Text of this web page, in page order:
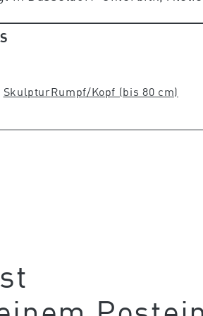
SkulpturRumpf/Kopf (bis 80 cm)